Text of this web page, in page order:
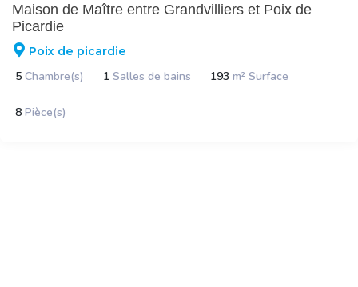
Maison de Maître entre Grandvilliers et Poix de
Picardie
Poix de picardie
5 Chambre(s) 1 Salles de bains 193 m² Surface
8 Pièce(s)